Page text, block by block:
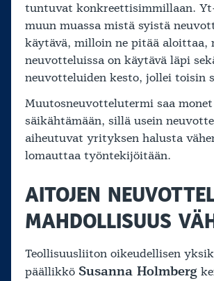
tuntuvat konkreettisimmillaan.
muun muassa mistä syistä
käytävä, milloin ne pitää aloittaa,
neuvotteluissa on käytävä läpi
neuvotteluiden kesto, jollei toisin
Muutosneuvottelutermi saa monet
säikähtämään, sillä usein
aiheutuvat yrityksen halusta
lomauttaa työntekijöitään.
AITOJEN
MAHDOLLISUUS
Teollisuusliiton oikeudellisen
päällikkö Susanna Holmberg